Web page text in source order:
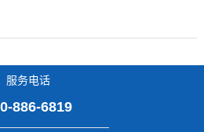
服务电话
886-6819